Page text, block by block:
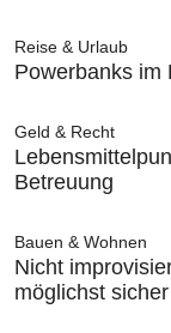
Reise & Urlaub
Powerbanks im
Geld & Recht
Betreuung
Bauen & Wohnen
Nicht
möglichst sicher